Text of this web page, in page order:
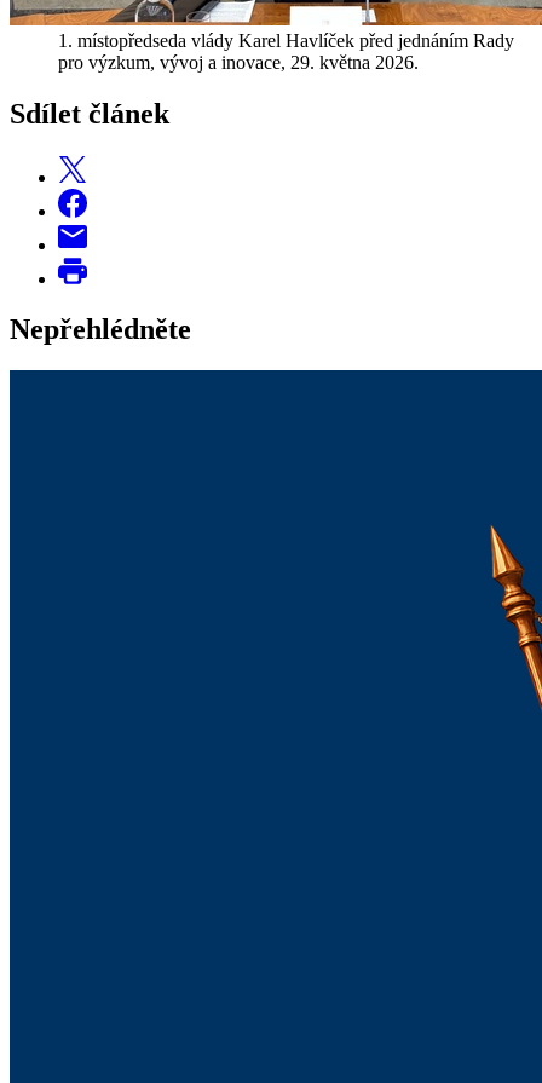
1. místopředseda vlády Karel Havlíček před jednáním Rady
pro výzkum, vývoj a inovace, 29. května 2026.
Sdílet článek
Nepřehlédněte